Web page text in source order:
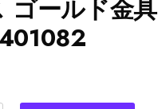
ゴールド金具